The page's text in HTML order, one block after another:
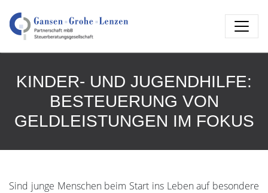
KINDER- UND JUGENDHILFE:
BESTEUERUNG VON
GELDLEISTUNGEN IM FOKUS
Sind junge Menschen beim Start ins Leben auf besondere